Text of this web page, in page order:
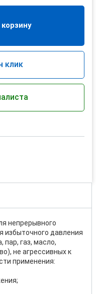
клик
непрерывного
избыточного давления
пар, газ, масло,
не агрессивных к
применения: